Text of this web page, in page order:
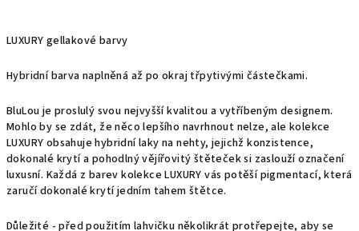
LUXURY gellakové barvy
Hybridní barva naplněná až po okraj třpytivými částečkami.
BluLou je proslulý svou nejvyšší kvalitou a vytříbeným designem.
Mohlo by se zdát, že něco lepšího navrhnout nelze, ale kolekce
LUXURY obsahuje hybridní laky na nehty, jejichž konzistence,
dokonalé krytí a pohodlný vějířovitý štěteček si zaslouží označení
luxusní. Každá z barev kolekce LUXURY vás potěší pigmentací, která
zaručí dokonalé krytí jedním tahem štětce.
Důležité - před použitím lahvičku několikrát protřepejte, aby se